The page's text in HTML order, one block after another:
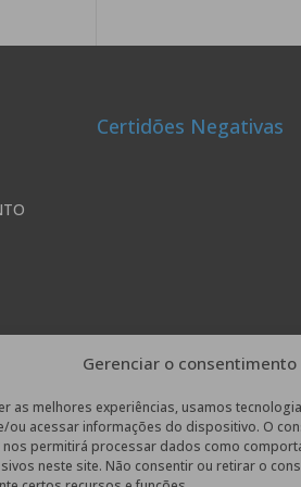
Gerenciar o consentimento
as melhores experiências, usamos
ou acessar informações do dispositivo. O
permitirá processar dados como
neste site. Não consentir ou retirar o
Certidões Negativas